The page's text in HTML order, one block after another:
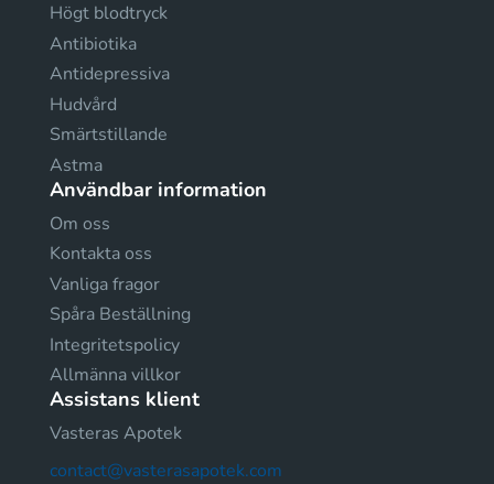
Högt blodtryck
Antibiotika
Antidepressiva
Hudvård
Smärtstillande
Astma
Användbar information
Om oss
Kontakta oss
Vanliga fragor
Spåra Beställning
Integritetspolicy
Allmänna villkor
Assistans klient
Vasteras Apotek
contact@vasterasapotek.com